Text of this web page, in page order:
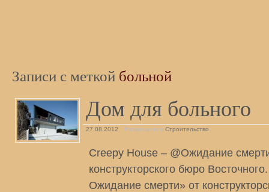
Записи с меткой больной
Дом для больного
27.08.2012 Размещено в Строительство
Creepy House – @Ожидание
конструкторского бюро
Ожидание смерти» от